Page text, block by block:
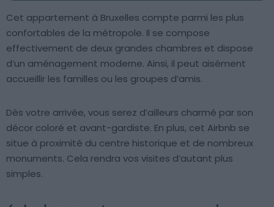
Cet appartement à Bruxelles compte parmi les plus
confortables de la métropole. Il se compose
effectivement de deux grandes chambres et dispose
d’un aménagement moderne. Ainsi, il peut aisément
accueillir les familles ou les groupes d’amis.
Dès votre arrivée, vous serez d’ailleurs charmé par son
décor coloré et avant-gardiste. En plus, cet Airbnb se
situe à proximité du centre historique et de nombreux
monuments. Cela rendra vos visites d’autant plus
simples.